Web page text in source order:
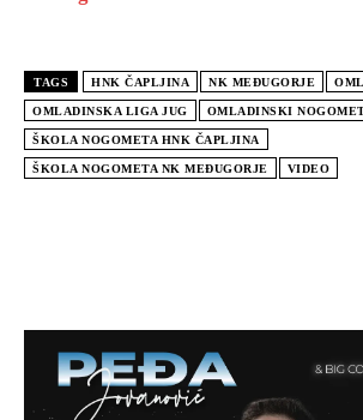
TAGS HNK ČAPLJINA NK MEĐUGORJE
OMLADINSKA LIGA JUG OMLADINSKI
ŠKOLA NOGOMETA HNK ČAPLJINA
ŠKOLA NOGOMETA NK MEĐUGORJE VIDEO